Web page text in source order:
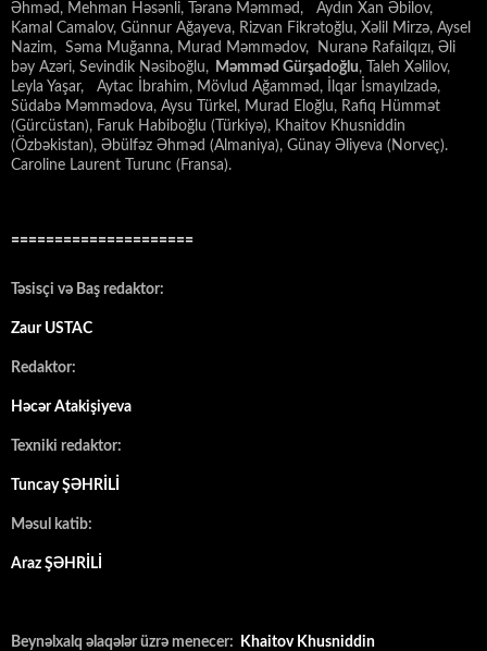
Əhməd, Mehman Həsənli, Təranə Məmməd, Aydın Xan Əbilov,
Kamal Camalov, Günnur Ağayeva, Rizvan Fikrətoğlu, Xəlil Mirzə, Aysel
Nazim, Səma Muğanna, Murad Məmmədov, Nuranə Rafailqızı, Əli
bəy Azəri, Sevindik Nəsiboğlu, Məmməd Gürşadoğlu, Taleh Xəlilov,
Leyla Yaşar, Aytac İbrahim, Mövlud Ağamməd, İlqar İsmayılzadə,
Südabə Məmmədova, Aysu Türkel, Murad Eloğlu, Rafiq Hümmət
(Gürcüstan), Faruk Habiboğlu (Türkiyə), Khaitov Khusniddin
(Özbəkistan), Əbülfəz Əhməd (Almaniya), Günay Əliyeva (Norveç).
Caroline Laurent Turunc (Fransa).
=====================
Təsisçi və Baş redaktor:
Zaur USTAC
Redaktor:
Həcər Atakişiyeva
Texniki redaktor:
Tuncay ŞƏHRİLİ
Məsul katib:
Araz ŞƏHRİLİ
Beynəlxalq əlaqələr üzrə menecer: Khaitov Khusniddin